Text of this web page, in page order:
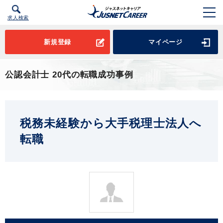
求人検索
新規登録 マイページ
公認会計士 20代の転職成功事例
税務未経験から大手税理士法人へ
転職